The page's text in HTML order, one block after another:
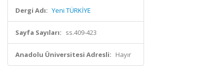
Dergi Adı: Yeni TÜRKİYE
Sayfa Sayıları: ss.409-423
Anadolu Üniversitesi Adresli: Hayır